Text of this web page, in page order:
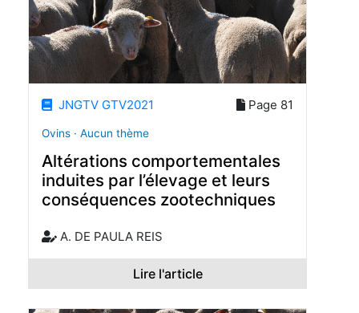
JNGTV GTV2021 Page 81
Ovins · Aucun thème
Altérations comportementales
induites par l’élevage et leurs
conséquences zootechniques
A. DE PAULA REIS
Lire l'article